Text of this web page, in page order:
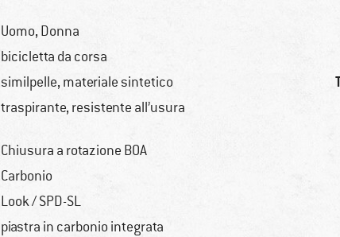
Uomo, Donna
bicicletta da corsa
similpelle, materiale sintetico
traspirante, resistente all’usura
Chiusura a rotazione BOA
Carbonio
Look / SPD-SL
piastra in carbonio integrata